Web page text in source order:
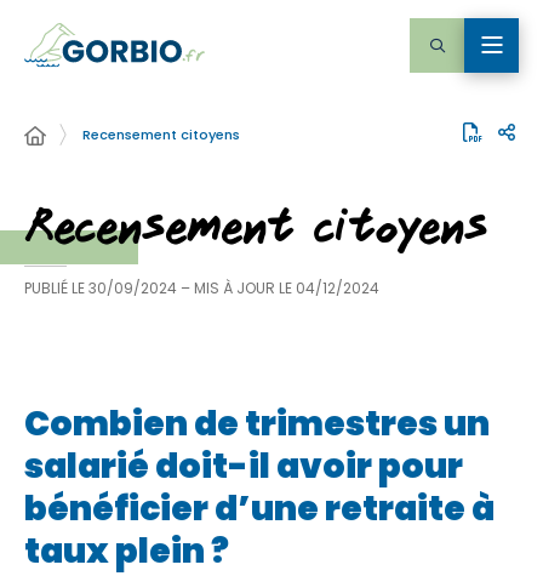
Recensement citoyens
Recensement citoyens
PUBLIÉ LE30/09/2024 – MIS À JOUR LE 04/12/2024
Combien de trimestres un
salarié doit-il avoir pour
bénéficier d’une retraite à
taux plein ?